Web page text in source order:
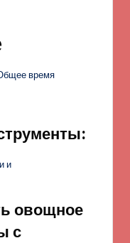
время
и
овощное
с